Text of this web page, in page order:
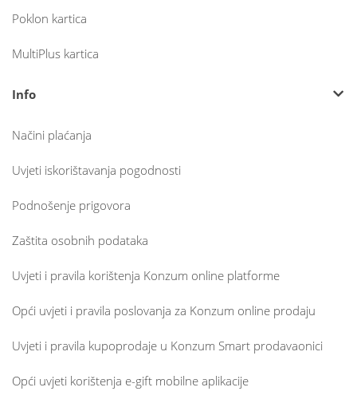
Poklon kartica
MultiPlus kartica
Info
Načini plaćanja
Uvjeti iskorištavanja pogodnosti
Podnošenje prigovora
Zaštita osobnih podataka
Uvjeti i pravila korištenja Konzum online platforme
Opći uvjeti i pravila poslovanja za Konzum online prodaju
Uvjeti i pravila kupoprodaje u Konzum Smart prodavaonici
Opći uvjeti korištenja e-gift mobilne aplikacije